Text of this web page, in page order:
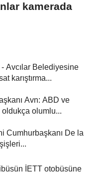
kamerada
Avcılar Belediyesine
karıştırma...
Avn: ABD ve
olumlu...
Cumhurbaşkanı De la
İETT otobüsüne